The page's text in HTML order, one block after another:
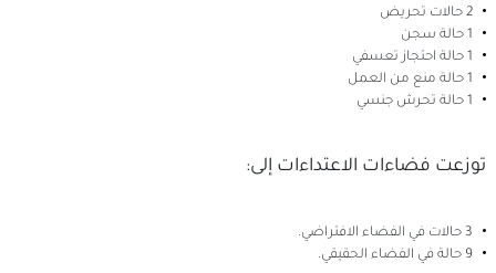
2 حالات تحريض
1 حالة سجن
1 حالة احتجاز تعسفي
1 حالة منع من العمل
1 حالة تحرش جنسي
توزعت فضاءات الاعتداءات إلى:
3 حالات في الفضاء الافتراضي.
9 حالة في الفضاء الحقيقي.